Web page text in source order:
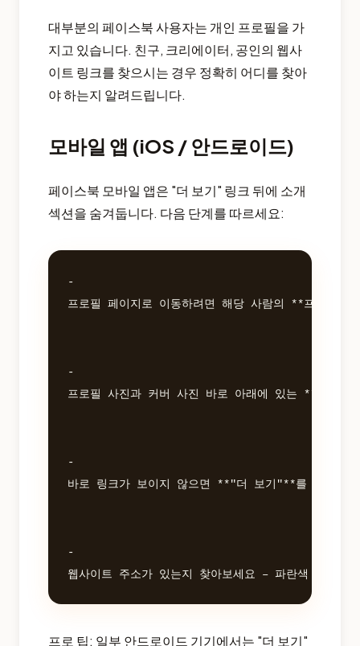
대부분의 페이스북 사용자는 개인 프로필을 가
지고 있습니다. 친구, 크리에이터, 공인의 웹사
이트 링크를 찾으시는 경우 정확히 어디를 찾아
야 하는지 알려드립니다.
모바일 앱 (iOS / 안드로이드)
페이스북 모바일 앱은 "더 보기" 링크 뒤에 소개
섹션을 숨겨둡니다. 다음 단계를 따르세요:
-
프로필 페이지로 이동하려면 해당 사람의 **프로필
-
프로필 사진과 커버 사진 바로 아래에 있는 **"소개
-
바로 링크가 보이지 않으면 **"더 보기"**를 탭해서
-
프로 팁: 일부 안드로이드 기기에서는 "더 보기"